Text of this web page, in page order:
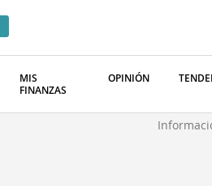
MIS
FINANZAS
OPINIÓN